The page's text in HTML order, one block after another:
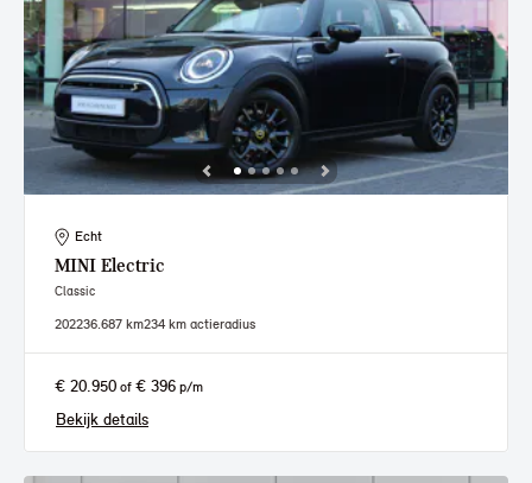
Echt
MINI Electric
Classic
202236.687 km234 km actieradius
€ 20.950 of € 396 p/m
Bekijk details